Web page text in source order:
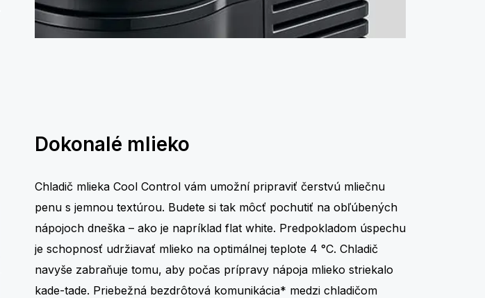
Dokonalé mlieko
Chladič mlieka Cool Control vám umožní pripraviť čerstvú mliečnu
penu s jemnou textúrou. Budete si tak môcť pochutiť na obľúbených
nápojoch dneška – ako je napríklad flat white. Predpokladom úspechu
je schopnosť udržiavať mlieko na optimálnej teplote 4 °C. Chladič
navyše zabraňuje tomu, aby počas prípravy nápoja mlieko striekalo
kade-tade. Priebežná bezdrôtová komunikácia* medzi chladičom